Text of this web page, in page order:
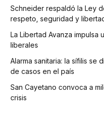
Schneider respaldó la Ley
respeto, seguridad y
La Libertad Avanza impulsa
liberales
Alarma sanitaria: la sífilis se
de casos en el país
San Cayetano convoca a
crisis